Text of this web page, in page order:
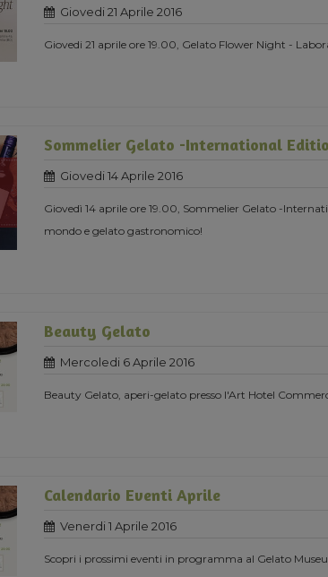
Giovedi 21 Aprile 2016
Giovedi 21 aprile ore 19.00, Gelato Flower Night -
Sommelier Gelato -International
Giovedi 14 Aprile 2016
Giovedì 14 aprile ore 19.00, Sommelier Gelato -
mondo e gelato gastronomico!
Beauty Gelato
Mercoledi 6 Aprile 2016
Beauty Gelato, aperi-gelato presso l'Art Hotel
Calendario Eventi Aprile
Venerdi 1 Aprile 2016
Scopri i prossimi eventi in programma al Gelato